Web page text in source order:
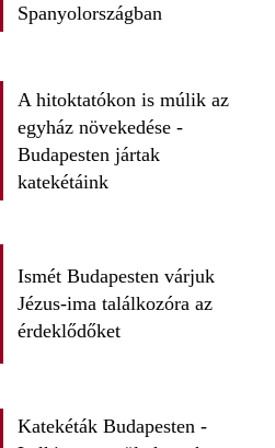
Spanyolországban
A hitoktatókon is múlik az
egyház növekedése -
Budapesten jártak
katekétáink
Ismét Budapesten várjuk
Jézus-ima találkozóra az
érdeklődőket
Katekéták Budapesten -